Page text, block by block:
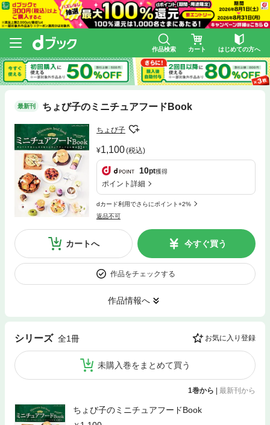
作品検索 カート はじめての方へ
最新刊 ちょび子のミニチュアフードBook
ちょび子
1,100(税込)
10pt獲得
ポイント詳細
dカード利用でさらにポイント+2%
返品不可
カートへ 今すぐ買う
作品をチェックする
作品情報へ
シリーズ 全1冊 お気に入り登録
未購入巻をまとめて買う
1巻から 最新刊から
ちょび子のミニチュアフードBook